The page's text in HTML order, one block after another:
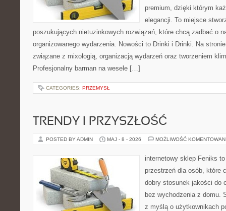
premium, dzięki którym
elegancji. To miejsce
poszukujących nietuzinkowych rozwiązań, które chcą zadbać o
organizowanego wydarzenia. Nowości to Drinki i Drinki. Na
związane z mixologią, organizacją wydarzeń oraz tworzeniem
Profesjonalny barman na wesele […]
CATEGORIES: PRZEMYSŁ
TRENDY I PRZYSZŁOŚĆ
POSTED BY ADMIN MAJ - 8 - 2026 MOŻLIWOŚĆ
internetowy sklep Feniks
przestrzeń dla osób, które
dobry stosunek jakości do
bez wychodzenia z domu.
z myślą o użytkownikach